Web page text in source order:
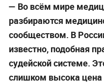
— Во всём мире
разбираются
сообществом. В
известно, подобная
судейской системе.
слишком высока